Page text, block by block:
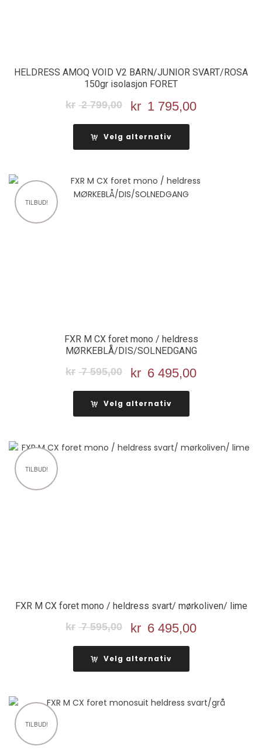
HELDRESS AMOQ VOID V2 BARN/JUNIOR SVART/ROSA
150gr isolasjon FORET
kr 2 799,00
Opprinnelig
pris
var:
kr 2
kr 1 795,00Nåværende
Velg alternativ
TILBUD!
FXR M CX foret mono / heldress
MØRKEBLÅ/DIS/SOLNEDGANG
kr 7 595,00
Opprinnelig
pris
var:
kr 7
kr 6 495,00Nåværende
Velg alternativ
TILBUD!
FXR M CX foret mono / heldress svart/ mørkoliven/ lime
kr 7 595,00
Opprinnelig
pris
var:
kr 7
kr 6 495,00Nåværende
Velg alternativ
TILBUD!